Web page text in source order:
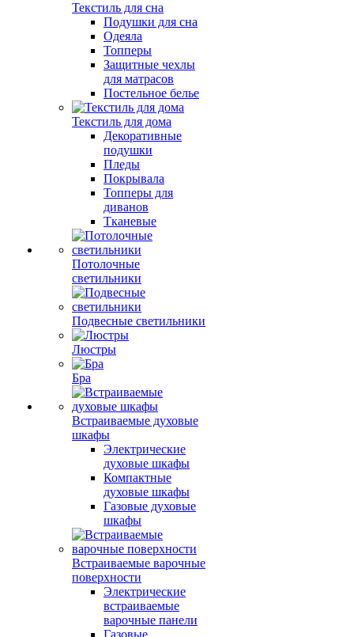
Текстиль для сна
Подушки для сна
Одеяла
Топперы
Защитные чехлы
для матрасов
Постельное белье
Текстиль для дома
Декоративные
подушки
Пледы
Покрывала
Топперы для
диванов
Тканевые
Потолочные
светильники
Подвесные светильники
Люстры
Бра
Встраиваемые духовые
шкафы
Электрические
духовые шкафы
Компактные
духовые шкафы
Газовые духовые
шкафы
Встраиваемые варочные
поверхности
Электрические
встраиваемые
варочные панели
Газовые